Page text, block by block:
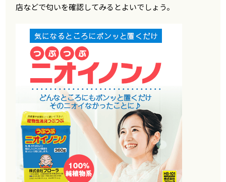
店などで匂いを確認してみるとよいでしょう。